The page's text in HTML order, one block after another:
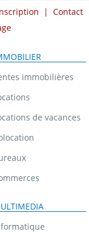
| Contact
immobilières
de vacances